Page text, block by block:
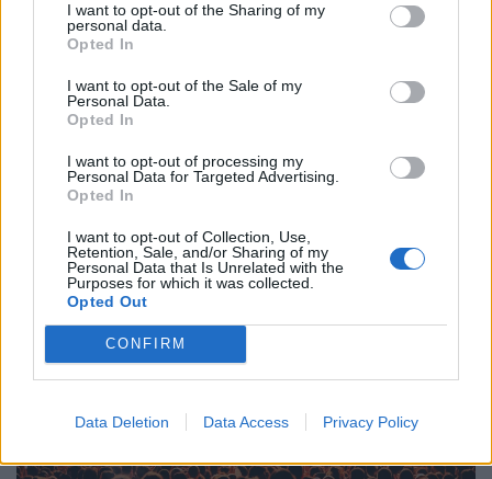
I want to opt-out of the Sharing of my
personal data.
Opted In
I want to opt-out of the Sale of my
Personal Data.
Opted In
I want to opt-out of processing my
Personal Data for Targeted Advertising.
Opted In
I want to opt-out of Collection, Use,
Retention, Sale, and/or Sharing of my
Personal Data that Is Unrelated with the
Purposes for which it was collected.
Opted Out
CONFIRM
Data Deletion Data Access Privacy Policy
17.06.2024